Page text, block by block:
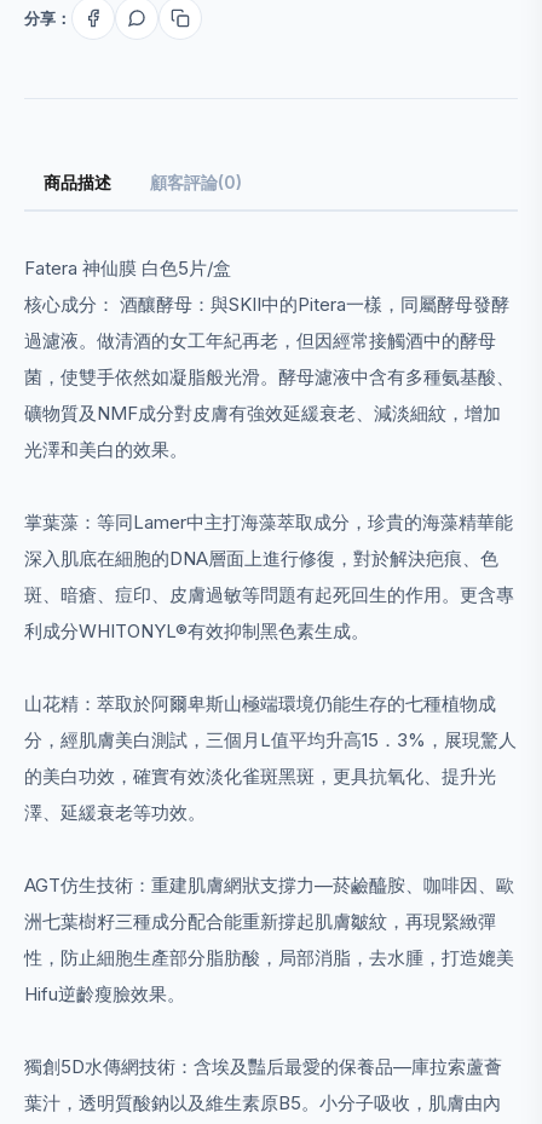
分享：
商品描述 顧客評論(0)
Fatera 神仙膜 白色5片/盒
核心成分： 酒釀酵母：與SKII中的Pitera一樣，同屬酵母發酵
過濾液。做清酒的女工年紀再老，但因經常接觸酒中的酵母
菌，使雙手依然如凝脂般光滑。酵母濾液中含有多種氨基酸、
礦物質及NMF成分對皮膚有強效延緩衰老、減淡細紋，增加
光澤和美白的效果。
掌葉藻：等同Lamer中主打海藻萃取成分，珍貴的海藻精華能
深入肌底在細胞的DNA層面上進行修復，對於解決疤痕、色
斑、暗瘡、痘印、皮膚過敏等問題有起死回生的作用。更含專
利成分WHITONYL®有效抑制黑色素生成。
山花精：萃取於阿爾卑斯山極端環境仍能生存的七種植物成
分，經肌膚美白測試，三個月L值平均升高15．3%，展現驚人
的美白功效，確實有效淡化雀斑黑斑，更具抗氧化、提升光
澤、延緩衰老等功效。
AGT仿生技術：重建肌膚網狀支撐力—菸鹼醯胺、咖啡因、歐
洲七葉樹籽三種成分配合能重新撐起肌膚皺紋，再現緊緻彈
性，防止細胞生產部分脂肪酸，局部消脂，去水腫，打造媲美
Hifu逆齡瘦臉效果。
獨創5D水傳網技術：含埃及豔后最愛的保養品—庫拉索蘆薈
葉汁，透明質酸鈉以及維生素原B5。小分子吸收，肌膚由內